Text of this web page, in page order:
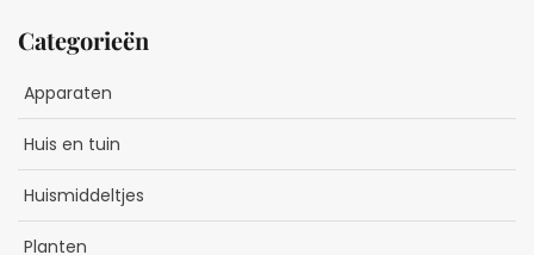
Categorieën
Apparaten
Huis en tuin
Huismiddeltjes
Planten